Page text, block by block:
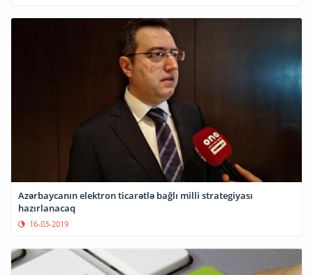
Azərbaycanın elektron ticarətlə bağlı milli strategiyası
hazırlanacaq
16-03-2019